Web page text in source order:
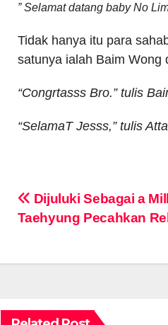
” Selamat datang baby No
Tidak hanya itu para
satunya ialah Baim Wong
“Congrtasss Bro.” tulis
“SelamaT Jesss,” tulis
Post
navigation
Dijuluki Sebagai a
Taehyung Pecahkan